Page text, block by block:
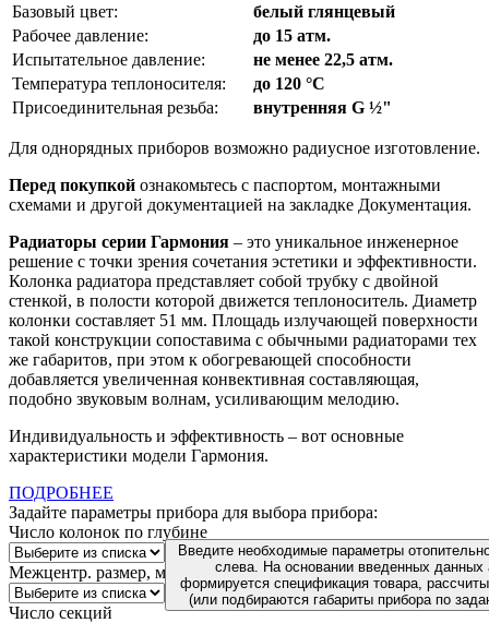
Базовый цвет:
белый глянцевый
Рабочее давление:
до 15 атм.
Испытательное давление:
не менее 22,5 атм.
Температура теплоносителя:
до 120 °C
Присоединительная резьба:
внутренняя G ½"
Для однорядных приборов возможно радиусное изготовление.
Перед покупкой ознакомьтесь с паспортом, монтажными
схемами и другой документацией на закладке Документация.
Радиаторы серии Гармония – это уникальное инженерное
решение с точки зрения сочетания эстетики и эффективности.
Колонка радиатора представляет собой трубку с двойной
стенкой, в полости которой движется теплоноситель. Диаметр
колонки составляет 51 мм. Площадь излучающей поверхности
такой конструкции сопоставима с обычными радиаторами тех
же габаритов, при этом к обогревающей способности
добавляется увеличенная конвективная составляющая,
подобно звуковым волнам, усиливающим мелодию.
Индивидуальность и эффективность – вот основные
характеристики модели Гармония.
ПОДРОБНЕЕ
Задайте параметры прибора для выбора прибора:
Число колонок по глубине
Введите необходимые параметры
слева. На основании введенных данных
формируется спецификация товара,
(или подбираются габариты прибора по
Межцентр. размер, мм
Число секций